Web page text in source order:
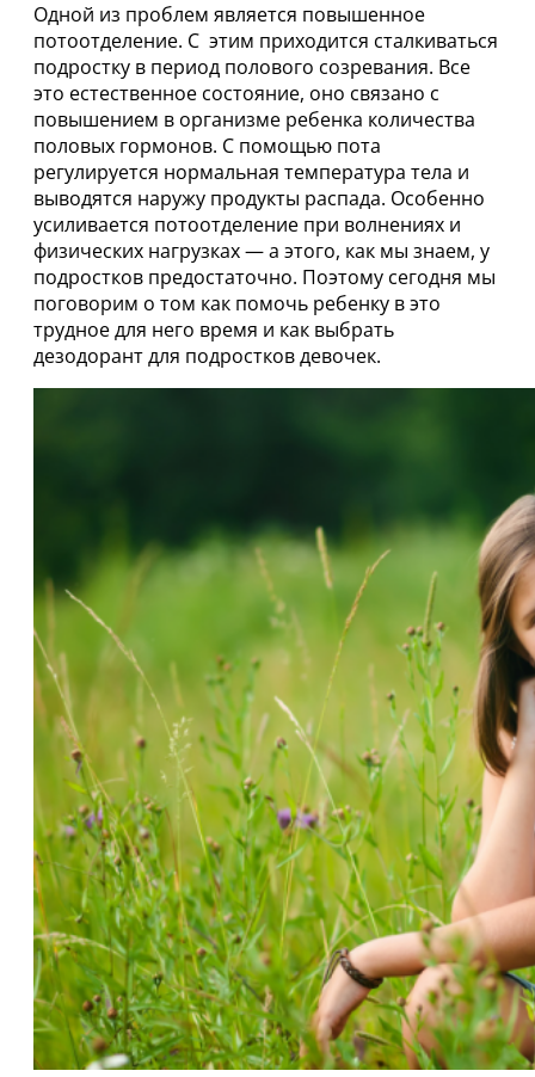
Одной из проблем является повышенное
потоотделение. С этим приходится сталкиваться
подростку в период полового созревания. Все
это естественное состояние, оно связано с
повышением в организме ребенка количества
половых гормонов. С помощью пота
регулируется нормальная температура тела и
выводятся наружу продукты распада. Особенно
усиливается потоотделение при волнениях и
физических нагрузках — а этого, как мы знаем, у
подростков предостаточно. Поэтому сегодня мы
поговорим о том как помочь ребенку в это
трудное для него время и как выбрать
дезодорант для подростков девочек.